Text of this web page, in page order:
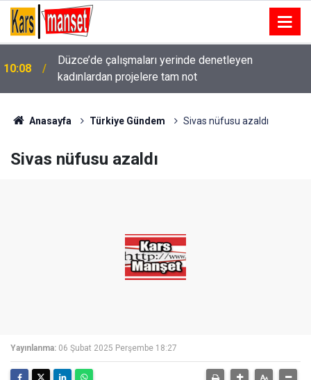
10:08
Düzce’de çalışmaları yerinde denetleyen
kadınlardan projelere tam not
Anasayfa Türkiye Gündem Sivas nüfusu azaldı
Sivas nüfusu azaldı
Yayınlanma: 06 Şubat 2025 Perşembe 18:27